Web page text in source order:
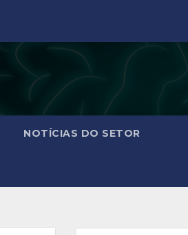
NOTÍCIAS DO SETOR